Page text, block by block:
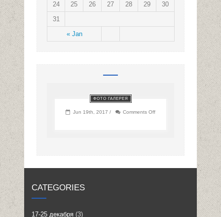
« Jan
24
25 26 27 28 29
30
31
ФОТО ГАЛЕРЕЯ
Jun 19th, 2017 / Comments Off
CATEGORIES
17-25 декабря (3)